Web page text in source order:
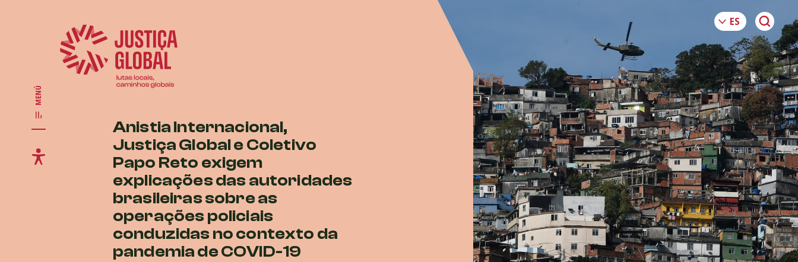
MENÚ
Anistia Internacional,
Justiça Global e Coletivo
Papo Reto exigem
explicações das autoridades
brasileiras sobre as
operações policiais
conduzidas no contexto da
pandemia de COVID-19